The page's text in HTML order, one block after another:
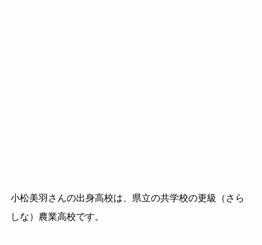
小松美羽さんの出身高校は、県立の共学校の更級（さら
しな）農業高校です。